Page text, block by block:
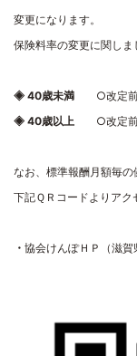
変更になります。
保険料率の変更に関しま
◈ 40歳未満 ○改
◈ 40歳以上 ○改
なお、標準報酬月額毎の
下記ＱＲコードよりアク
・ 協会けんぽＨＰ（滋賀